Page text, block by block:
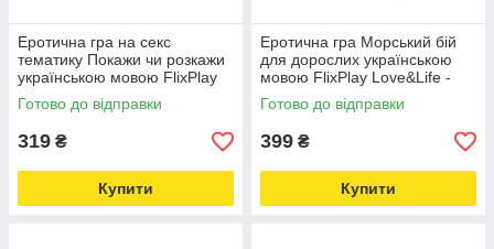
Еротична гра на секс
тематику Покажи чи розкажи
українською мовою FlixPlay
Love&Life -online-multimarket-
Готово до відправки
319 ₴
Купити
Еротична гра Морський бій
для дорослих українською
мовою FlixPlay Love&Life -
online-multimarket-
Готово до відправки
399 ₴
Купити